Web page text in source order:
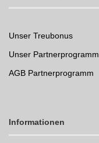
Unser Treubonus
Unser Partnerprogramm
AGB Partnerprogramm
Informationen